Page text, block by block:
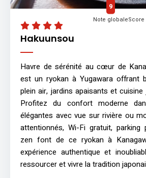
Hakuunsou
9
Note globale
Havre de sérénité au cœur de
est un ryokan à Yugawara offrant
plein air, jardins apaisants et
Profitez du confort moderne
élégantes avec vue sur rivière ou
attentionnés, Wi-Fi gratuit, parking
zen font de ce ryokan à
expérience authentique et
ressourcer et vivre la tradition